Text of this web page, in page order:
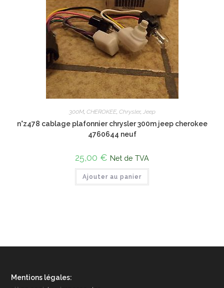
300M, CHEROKEE, Chrysler, Jeep
n°z478 cablage plafonnier chrysler 300m jeep cherokee
4760644 neuf
25,00 € Net de TVA
Ajouter au panier
Mentions légales: